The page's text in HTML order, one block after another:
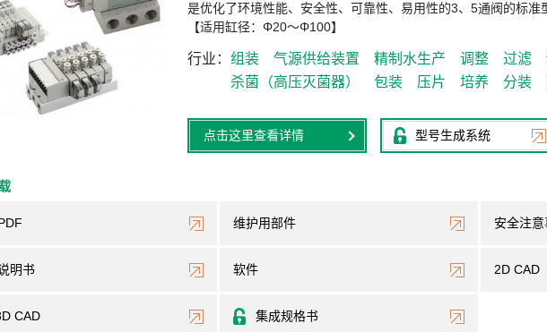
是优化了环境性能、安全性、可靠性、易用性的3、5通阀的标准
【适用缸径：Φ20～Φ100】
行业 组装 气源供给装置 精制水生产 调整 过滤
杀菌（高压灭菌器）
包装 压片 培养 分装
点击这里查看详情 型号生成系统
维护用部件 安全注
明书 软件 2D CAD
CAD 集成规格书